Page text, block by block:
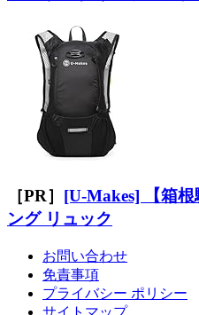
［PR］ [U-Makes] 【箱
ング リュック
お問い合わせ
免責事項
プライバシー ポリシー
サイトマップ